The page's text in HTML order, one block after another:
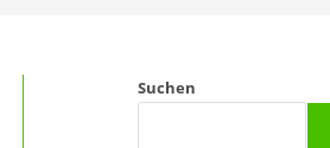
Suchen